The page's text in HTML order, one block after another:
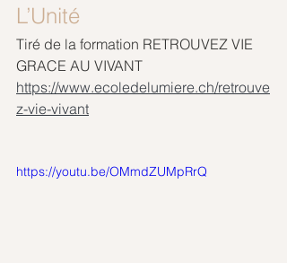
L’Unité
Tiré de la formation RETROUVEZ VIE
GRACE AU VIVANT
https://www.ecoledelumiere.ch/retrouve
z-vie-vivant
https://youtu.be/OMmdZUMpRrQ